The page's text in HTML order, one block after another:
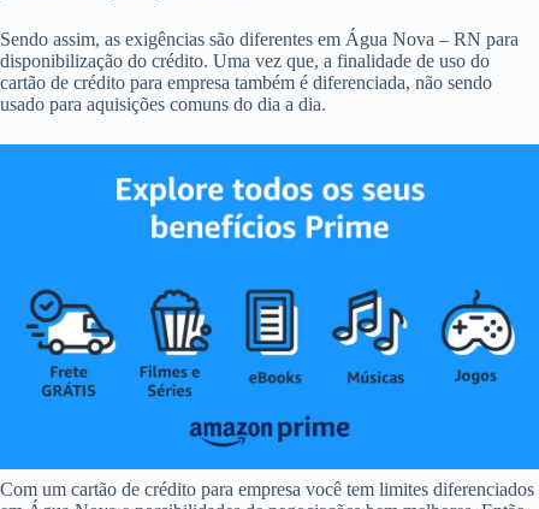
Sendo assim, as exigências são diferentes em Água Nova – RN para
disponibilização do crédito. Uma vez que, a finalidade de uso do
cartão de crédito para empresa também é diferenciada, não sendo
usado para aquisições comuns do dia a dia.
Com um cartão de crédito para empresa você tem limites diferenciados